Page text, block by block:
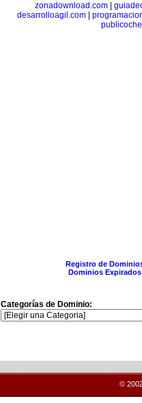
zonadownload.com
desarrolloagil.com
Registro de
Dominios Expirados
Categorías de Dominio:
©